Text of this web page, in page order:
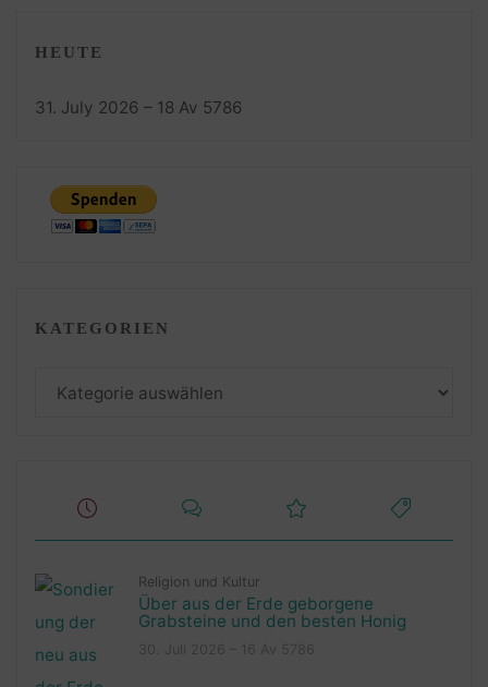
HEUTE
31. July 2026 – 18 Av 5786
KATEGORIEN
Religion und Kultur
Über aus der Erde geborgene
Grabsteine und den besten Honig